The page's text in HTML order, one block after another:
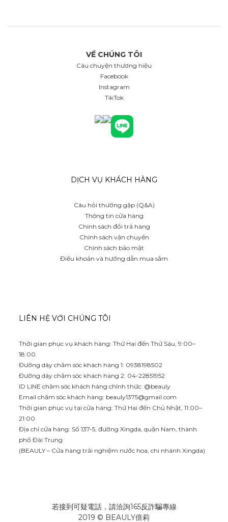
VỀ CHÚNG TÔI
Câu chuyện thương hiệu
Facebook
Instagram
TikTok
DỊCH VỤ KHÁCH HÀNG
Câu hỏi thường gặp (Q&A)
Thông tin cửa hàng
Chính sách đổi trả hàng
Chính sách vận chuyển
Chính sách bảo mật
Điều khoản và hướng dẫn mua sắm
LIÊN HỆ VỚI CHÚNG TÔI
Thời gian phục vụ khách hàng: Thứ Hai đến Thứ Sáu, 9:00–
18:00
Đường dây chăm sóc khách hàng 1: 0938198502
Đường dây chăm sóc khách hàng 2: 04-22851952
ID LINE chăm sóc khách hàng chính thức: @beauly
Email chăm sóc khách hàng: beauly1375@gmail.com
Thời gian phục vụ tại cửa hàng: Thứ Hai đến Chủ Nhật, 11:00–
21:00
Địa chỉ cửa hàng: Số 137-5, đường Xingda, quận Nam, thành
phố Đài Trung
(BEAULY – Cửa hàng trải nghiệm nước hoa, chi nhánh Xingda)
若接到可疑電話，請洽詢165反詐騙專線
2019 © BEAULY倍莉